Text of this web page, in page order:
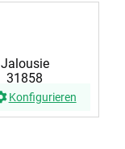
Jalousie
31858
Konfigurieren